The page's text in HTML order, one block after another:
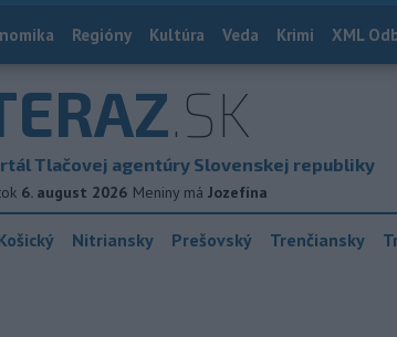
Regióny Kultúra Veda Krimi XML
.SK
Tlačovej agentúry Slovenskej republiky
6. august 2026 Meniny má Jozefína
Nitriansky Prešovský Trenčiansky